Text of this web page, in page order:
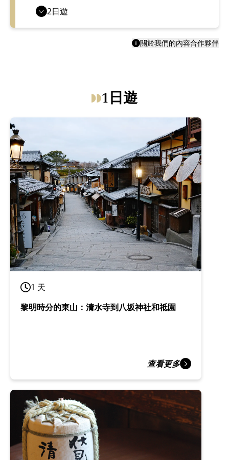
2日遊
關於我們的內容合作夥伴
1日遊
1 天
黎明時分的東山：清水寺到八坂神社和祗園
查看更多